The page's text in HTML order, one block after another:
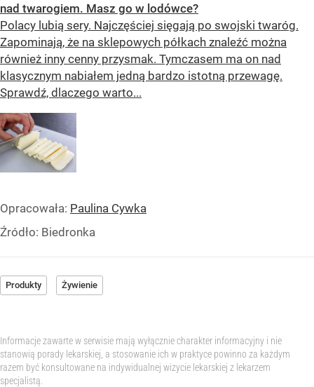
nad twarogiem. Masz go w lodówce?
Polacy lubią sery. Najczęściej sięgają po swojski twaróg.
Zapominają, że na sklepowych półkach znaleźć można
również inny cenny przysmak. Tymczasem ma on nad
klasycznym nabiałem jedną bardzo istotną przewagę.
Sprawdź, dlaczego warto...
Opracowała: Paulina Cywka
Źródło: Biedronka
Produkty Żywienie
Informacje zawarte w serwisie mają wyłącznie charakter informacyjny i nie
stanowią porady lekarskiej, a stosowanie ich w praktyce powinno za każdym
razem być konsultowane na indywidualnej wizycie lekarskiej z lekarzem
specjalistą.